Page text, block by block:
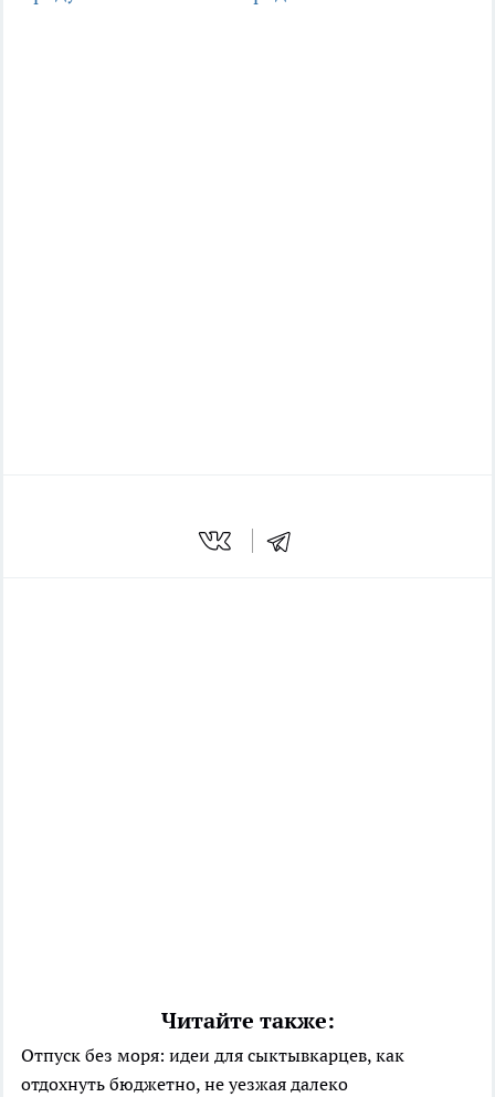
Читайте также:
Отпуск без моря: идеи для сыктывкарцев, как
отдохнуть бюджетно, не уезжая далеко